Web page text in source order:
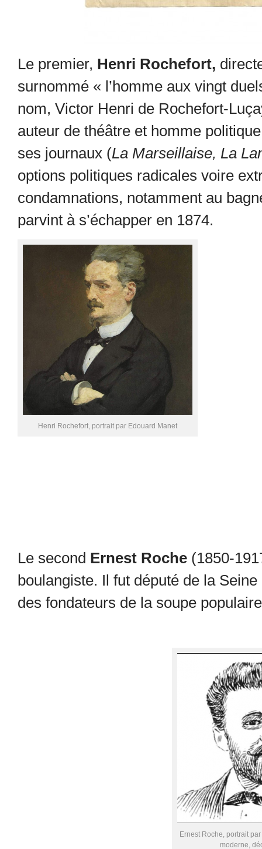
Le premier, Henri Rochefort,
surnommé « l’homme aux vingt
nom, Victor Henri de Rochefort-
auteur de théâtre et homme
ses journaux (La Marseillaise, La
options politiques radicales voire
condamnations, notamment au
parvint à s’échapper en 1874.
Henri Rochefort, portrait par Edouard Manet
Le second Ernest Roche (1850-
boulangiste. Il fut député de la
des fondateurs de la soupe
Ernest Roche, portrait
moderne,